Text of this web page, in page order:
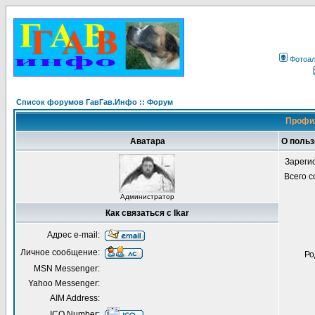
Список форумов ГавГав.Инфо :: Форум
Аватара О
Администратор
Всего
Как связаться с Ikar
Адрес e-mail:
Личное сообщение:
MSN Messenger:
Yahoo Messenger:
AIM Address: